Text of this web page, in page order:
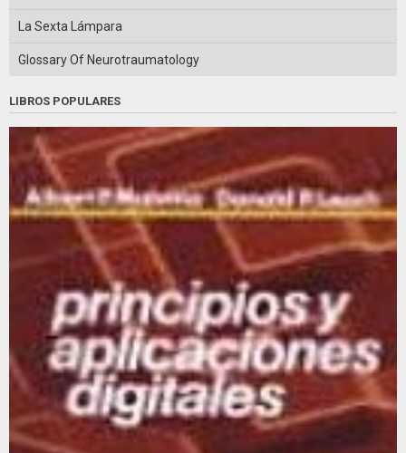
La Sexta Lámpara
Glossary Of Neurotraumatology
LIBROS POPULARES